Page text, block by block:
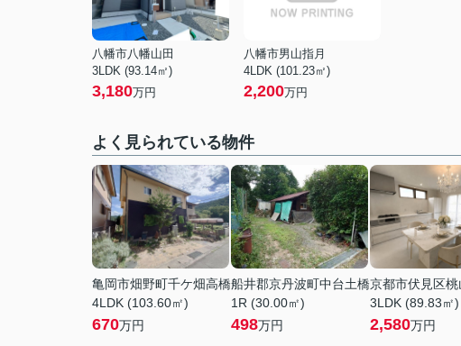
八幡市八幡山田
3LDK (93.14㎡)
3,180万円
八幡市男山指月
4LDK (101.23㎡)
2,200万円
よく見られている物件
亀岡市畑野町千ケ畑高橋
4LDK (103.60㎡)
670万円
船井郡京丹波町中台土橋
1R (30.00㎡)
498万円
京都市伏見区
3LDK (89.83㎡)
2,580万円